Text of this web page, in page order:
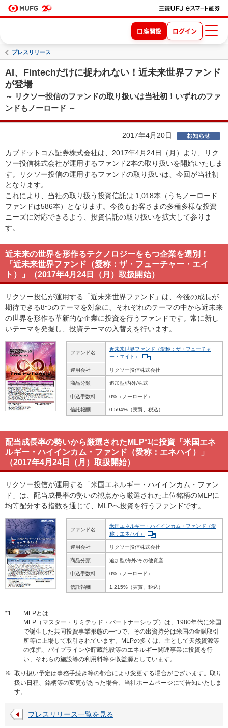
口座開設 ログイン
プレスリリース
AI、Fintechだけに捉われない！近未来世界ファンド
が登場
～ リクソー投信のファンドの取り扱いは当社初！いずれのファ
ンドもノーロード ～
2017年4月20日
カブドットコム証券株式会社は、2017年4月24日（月）より、リク
ソー投信株式会社が運用するファンド2本の取り扱いを開始いたしま
す。リクソー投信の運用するファンドの取り扱いは、今回が当社初
となります。
これにより、当社の取り扱う投資信託は 1,018本（うちノーロード
ファンドは586本）となります。今後もお客さまの多種多様な投資
ニーズに対応できるよう、投資信託の取り扱いを拡大して参りま
す。
近未来の世界を形作るテクノロジーをもつ企業を選別！
「近未来世界ファンド（愛称：ザ・フューチャー・エイ
ト）」（2017年4月24日（月）取扱開始）
リクソー投信が運用する「近未来世界ファンド」は、今後の成長が
期待できる8つのテーマを対象に、それぞれのテーマの中から近未来
の世界を形作る革新的な企業に投資を行うファンドです。常に新し
いテーマを発掘し、投資テーマの入替えを行います。
ファンド名
近未来世界ファンド（愛称：ザ・フューチャ
ー・エイト）
運用会社 リクソー投信株式会社
商品分類 追加型/内外/株式
申込手数料 0%（ノーロード）
信託報酬 0.594%（実質、税込）
配当成長率の勢いから厳選されたMLP*1に投資「米国エネ
ルギー・ハイインカム・ファンド（愛称：エネハイ）」
（2017年4月24日（月）取扱開始）
リクソー投信が運用する「米国エネルギー・ハイインカム・ファン
ド」は、配当成長率の勢いの観点から厳選された上位銘柄のMLPに
均等配分する指数を通じて、MLPへ投資を行うファンドです。
ファンド名
米国エネルギー・ハイインカム・ファンド（愛
称：エネハイ）
運用会社 リクソー投信株式会社
商品分類 追加型/海外/その他資産
申込手数料 0%（ノーロード）
信託報酬 1.215%（実質、税込）
*1
MLPとは
MLP（マスター・リミテッド・パートナーシップ）は、1980年代に米国
で誕生した共同投資事業形態の一つで、その出資持分は米国の金融取引
所等に上場して取引されています。MLPの多くは、主として天然資源等
の採掘、パイプラインや貯蔵施設等のエネルギー関連事業に投資を行
い、それらの施設等の利用料等を収益源としています。
※ 取り扱い予定は事務手続き等の都合により変更する場合がございます。取り
扱い日程、銘柄等の変更があった場合、当社ホームページにて告知いたしま
す。
プレスリリース一覧を見る